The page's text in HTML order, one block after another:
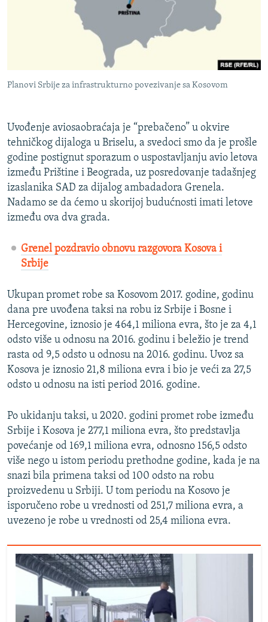
Planovi Srbije za infrastrukturno povezivanje sa Kosovom
Uvođenje aviosaobraćaja je “prebačeno” u okvire
tehničkog dijaloga u Briselu, a svedoci smo da je prošle
godine postignut sporazum o uspostavljanju avio letova
između Prištine i Beograda, uz posredovanje tadašnjeg
izaslanika SAD za dijalog ambadadora Grenela.
Nadamo se da ćemo u skorijoj budućnosti imati letove
između ova dva grada.
Grenel pozdravio obnovu razgovora Kosova i
Srbije
Ukupan promet robe sa Kosovom 2017. godine, godinu
dana pre uvođena taksi na robu iz Srbije i Bosne i
Hercegovine, iznosio je 464,1 miliona evra, što je za 4,1
odsto više u odnosu na 2016. godinu i beležio je trend
rasta od 9,5 odsto u odnosu na 2016. godinu. Uvoz sa
Kosova je iznosio 21,8 miliona evra i bio je veći za 27,5
odsto u odnosu na isti period 2016. godine.
Po ukidanju taksi, u 2020. godini promet robe između
Srbije i Kosova je 277,1 miliona evra, što predstavlјa
povećanje od 169,1 miliona evra, odnosno 156,5 odsto
više nego u istom periodu prethodne godine, kada je na
snazi bila primena taksi od 100 odsto na robu
proizvedenu u Srbiji. U tom periodu na Kosovo je
isporučeno robe u vrednosti od 251,7 miliona evra, a
uvezeno je robe u vrednosti od 25,4 miliona evra.